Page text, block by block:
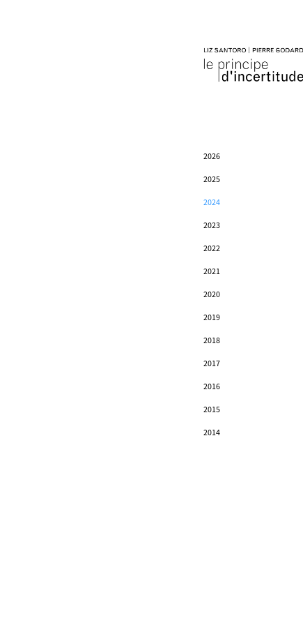
2026
2025
2024
2023
2022
2021
2020
2019
2018
2017
2016
2015
2014